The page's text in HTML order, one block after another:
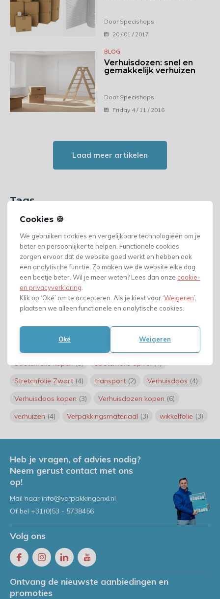
Cookies 🍪
We gebruiken cookies en vergelijkbare technologieën om je
beter en persoonlijker te helpen. Functionele cookies
zorgen ervoor dat de website goed werkt en hebben ook
een analytische functie. Zo maken we de website elke dag
een beetje beter. Wil je meer weten? Lees dan onze cookie-
en privacyverklaring
Klik op ‘Oké’ om te accepteren. Als je kiest voor ‘Weigeren’,
plaatsen we alleen functionele en analytische cookies.
Oké Weigeren
Door Specishops
20 / 01 / 2017
BLOG
Verhuisdozen: snel en
gemakkelijk verhuizen
Door Specishops
Friday 4 / 11 / 2016
Laad meer artikelen
Tags
Afdekmateriaal
Bubbeltjesplastic op rol(4) enveloppen (2)
handwikkelfolie(4) Klussen(3)
noppenfolie goedkope (8) Noppenfolie kopen(8)
noppenfolie op rol(10)
Omsnoeringsband kopen(3) Omsnoeringsband PET
Omsnoeringsband PP(3)
Omsnoeringsbanden kopen
rol noppenfolie
Stretchfolie Zwart (4) transport (2) Verhuisdoos (4)
Verhuisdoos kopen (3) Verhuisdozen kopen (6)
verhuizen (4) Verpakkingsmateriaal (3) wikkelfolie (3)
Heb je vragen, of advies nodig?
Neem gerust contact met ons
op!
Mail naar info@verpakkingenxl.nl
Of bel +31(0)53 - 5738456
Volg ons
Ontvang de nieuwste aanbiedingen en
promoties